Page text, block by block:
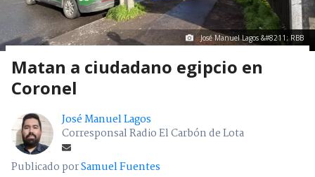
José Manuel Lagos &#8211; RBB
Matan a ciudadano egipcio en
Coronel
José Manuel Lagos
Corresponsal Radio El Carbón de Lota
Publicado porSamuel Fuentes